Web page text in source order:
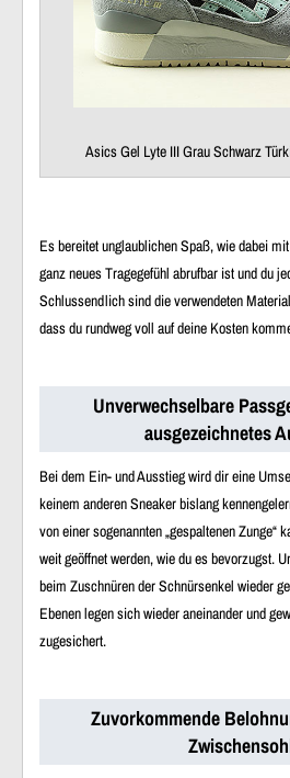
Asics Gel Lyte III Grau Schwarz
Es bereitet unglaublichen Spaß, wie dabei
ganz neues Tragegefühl abrufbar ist und du
Schlussendlich sind die verwendeten
dass du rundweg voll auf deine Kosten
Unverwechselbare
ausgezeichnetes
Bei dem Ein- und Ausstieg wird dir eine
keinem anderen Sneaker bislang
von einer sogenannten „gespaltenen Zunge“
weit geöffnet werden, wie du es bevorzugst.
beim Zuschnüren der Schnürsenkel wieder
Ebenen legen sich wieder aneinander und
zugesichert.
Zuvorkommende